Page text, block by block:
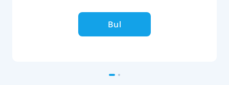
Bul